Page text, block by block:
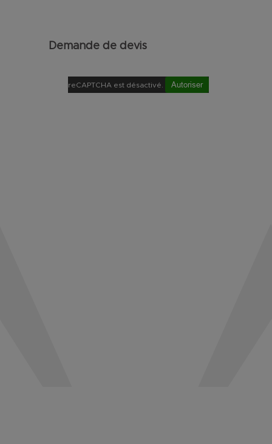
Demande de devis
reCAPTCHA est désactivé. Autoriser